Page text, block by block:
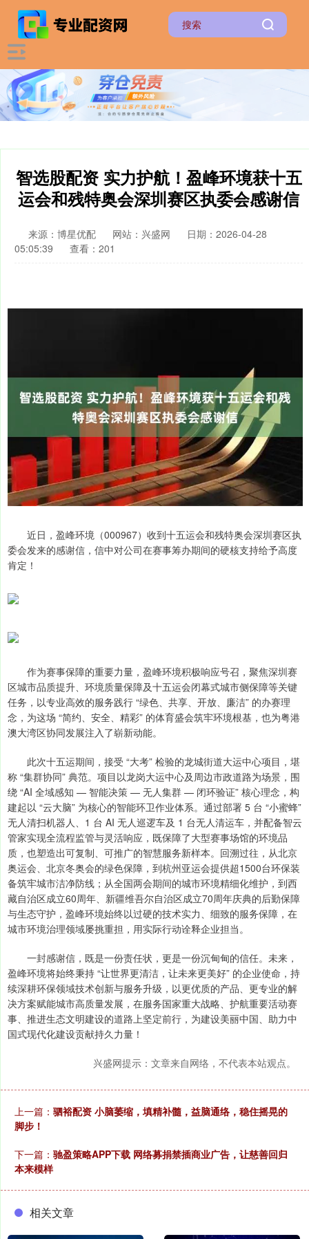
智选股配资 实力护航！盈峰环境获十五
运会和残特奥会深圳赛区执委会感谢信
来源：博星优配 网站：兴盛网
日期：2026-04-28
05:05:39
查看：201
近日，盈峰环境（000967）收到十五运会和残特奥会深圳赛区执
委会发来的感谢信，信中对公司在赛事筹办期间的硬核支持给予高度
肯定！
作为赛事保障的重要力量，盈峰环境积极响应号召，聚焦深圳赛
区城市品质提升、环境质量保障及十五运会闭幕式城市侧保障等关键
任务，以专业高效的服务践行 “绿色、共享、开放、廉洁” 的办赛理
念，为这场 “简约、安全、精彩” 的体育盛会筑牢环境根基，也为粤港
澳大湾区协同发展注入了崭新动能。
此次十五运期间，接受 “大考” 检验的龙城街道大运中心项目，堪
称 “集群协同” 典范。项目以龙岗大运中心及周边市政道路为场景，围
绕 “AI 全域感知 — 智能决策 — 无人集群 — 闭环验证” 核心理念，构
建起以 “云大脑” 为核心的智能环卫作业体系。通过部署 5 台 “小蜜蜂”
无人清扫机器人、1 台 AI 无人巡逻车及 1 台无人清运车，并配备智云
管家实现全流程监管与灵活响应，既保障了大型赛事场馆的环境品
质，也塑造出可复制、可推广的智慧服务新样本。回溯过往，从北京
奥运会、北京冬奥会的绿色保障，到杭州亚运会提供超1500台环保装
备筑牢城市洁净防线；从全国两会期间的城市环境精细化维护，到西
藏自治区成立60周年、新疆维吾尔自治区成立70周年庆典的后勤保障
与生态守护，盈峰环境始终以过硬的技术实力、细致的服务保障，在
城市环境治理领域屡挑重担，用实际行动诠释企业担当。
一封感谢信，既是一份责任状，更是一份沉甸甸的信任。未来，
盈峰环境将始终秉持 “让世界更清洁，让未来更美好” 的企业使命，持
续深耕环保领域技术创新与服务升级，以更优质的产品、更专业的解
决方案赋能城市高质量发展，在服务国家重大战略、护航重要活动赛
事、推进生态文明建设的道路上坚定前行，为建设美丽中国、助力中
国式现代化建设贡献持久力量！
兴盛网提示：文章来自网络，不代表本站观点。
上一篇： 驷裕配资 小脑萎缩，填精补髓，益脑通络，稳住摇晃的
脚步！
下一篇： 驰盈策略APP下载 网络募捐禁插商业广告，让慈善回归
本来模样
相关文章